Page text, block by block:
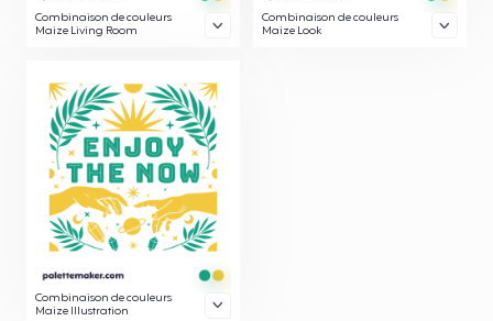
Combinaison de couleurs
Maize Living Room
Combinaison de couleurs
Maize Look
Combinaison de couleurs
Maize Illustration